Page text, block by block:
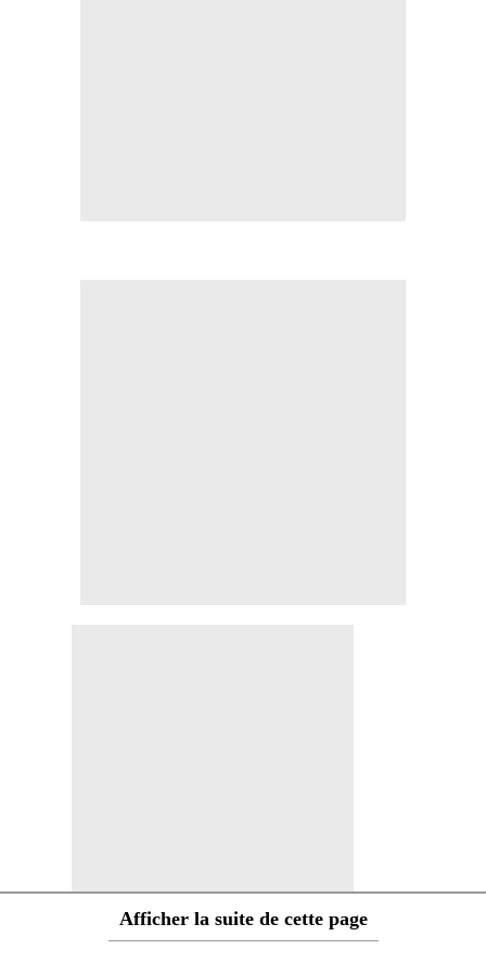
Afficher la suite de cette page